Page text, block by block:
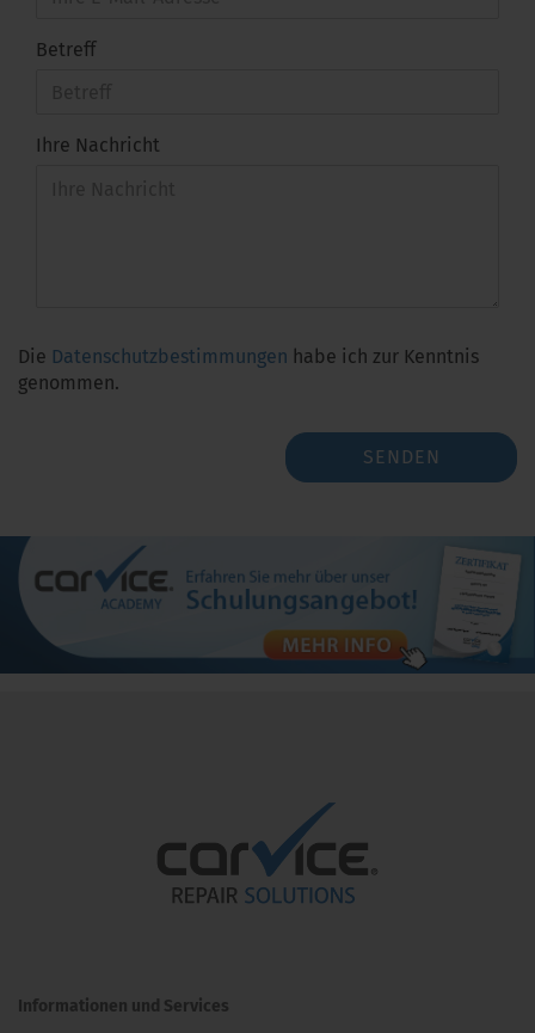
Betreff
Ihre Nachricht
Die Datenschutzbestimmungen habe ich zur Kenntnis
genommen.
SENDEN
Informationen und Services